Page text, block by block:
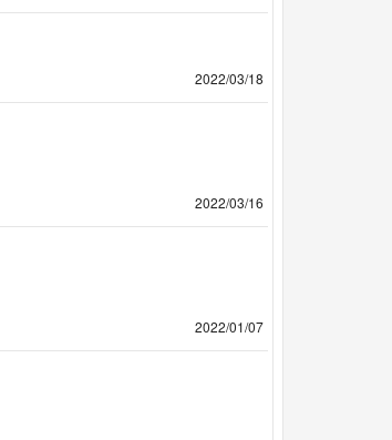
2022/03/18
2022/03/16
2022/01/07